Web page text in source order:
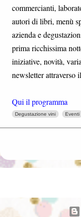
commercianti,
autori di libri, menù
azienda e
prima ricchissima
iniziative, novità,
newsletter attraverso
Qui il programma
Degustazione vini Eventi